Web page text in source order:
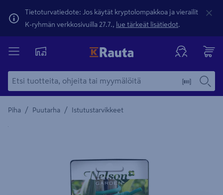
Tietoturvatiedote: Jos käytät kryptolompakkoa ja vierailit
K-ryhmän verkkosivuilla 27.7., lue tärkeät lisätiedot.
Piha / Puutarha / Istutustarvikkeet
Yksityiskohtainen kuvaus löytyy Tuotteen kuvaus -